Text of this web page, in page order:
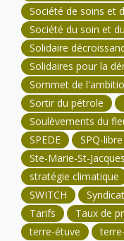
Société de soins et
Société du soin et
Solidaire
Solidaires pour la
Sommet de
Sortir du pétrole
Soulèvements du
SPEDE
SPQ-libre
Ste-Marie-St-Jacques
stratégie climatique
SWITCH
Tarifs
Taux de
terre-étuve